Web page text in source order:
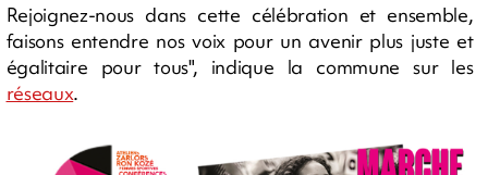
Rejoignez-nous dans cette célébration et ensemble,
faisons entendre nos voix pour un avenir plus juste et
égalitaire pour tous", indique la commune sur les
réseaux.